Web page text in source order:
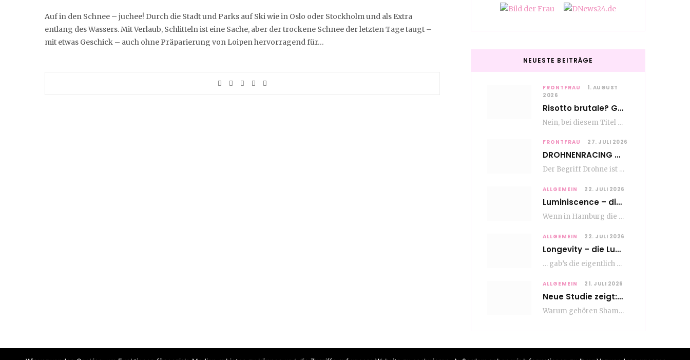
Auf in den Schnee – juchee! Durch die Stadt und Parks auf Ski wie in Oslo oder Stockholm und als Extra
entlang des Wassers. Mit Verlaub, Schlitteln ist eine Sache, aber der trockene Schnee der letzten Tage taugt –
mit etwas Geschick – auch ohne Präparierung von Loipen hervorragend für…
NEUESTE BEITRÄGE
FRONTFRAU
1. AUGUST
2026
Risotto brutale? Glückwunsch Axel Milberg zum 70. Geburtstag
Nein, bei diesem Titel handelt es sich nicht um eine Kochshow, oder vielleicht doch etwas.…
FRONTFRAU 27. JULI 2026
DROHNENRACING – mehr als ein hipper Nischensport
Der Begriff Drohne ist seit den andauernden weltweiten Kriegshandlungen seit Jahren in aller Munde. Und…
ALLGEMEIN 22. JULI 2026
Luminiscence – die berauschende Macht von klingenden Bildern
Wenn in Hamburg die Mauern zu sprechen beginnen, dann ist es die unverwechselbare, tiefsonore Stimme…
ALLGEMEIN 22. JULI 2026
Longevity – die Lust am langen Leben
… gab’s die eigentlich schon vor Erfindung des ultimativen Trends? Keine Ahnung – ich glaube,…
ALLGEMEIN 21. JULI 2026
Neue Studie zeigt: Die Pflegeroutine gibt dem Alltag Struktur
Warum gehören Shampoo, Zahnpasta oder Gesichtscreme für die meisten Menschen in Europa ganz selbstverständlich zum…